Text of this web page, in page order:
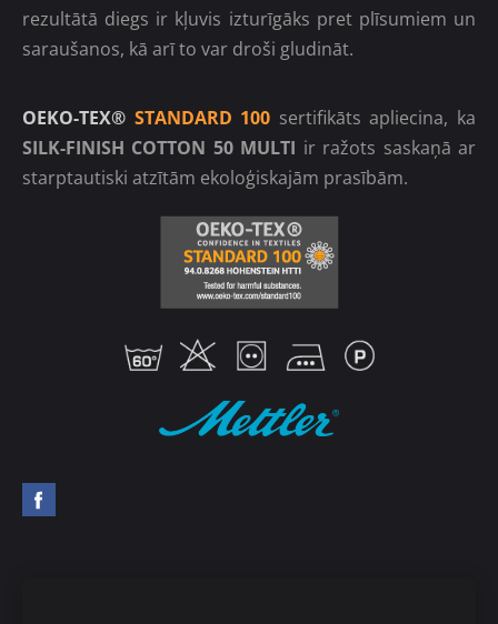
rezultātā diegs ir kļuvis izturīgāks pret plīsumiem un
saraušanos, kā arī to var droši gludināt.
OEKO-TEX® STANDARD 100 sertifikāts apliecina, ka
SILK-FINISH COTTON 50 MULTI ir ražots saskaņā ar
starptautiski atzītām ekoloģiskajām prasībām.